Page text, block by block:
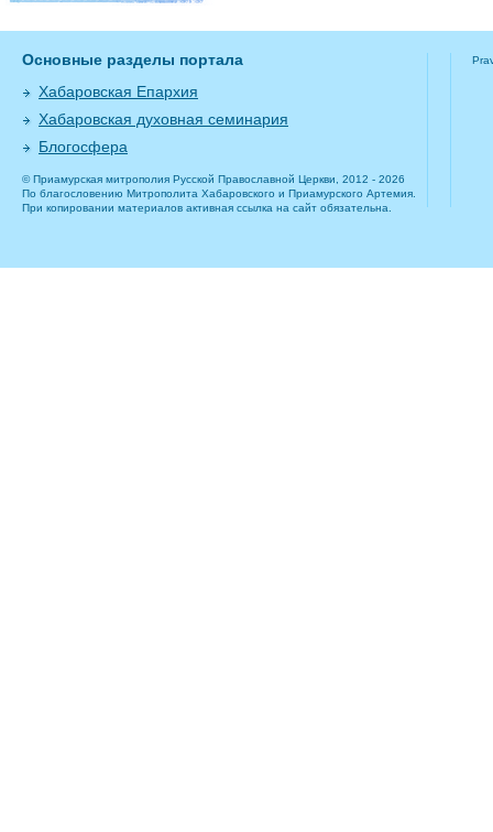
Основные разделы портала
Хабаровская Епархия
Хабаровская духовная семинария
Блогосфера
© Приамурская митрополия Русской Православной Церкви, 2012 - 2026
По благословению Митрополита Хабаровского и Приамурского Артемия.
При копировании материалов активная ссылка на сайт обязательна.